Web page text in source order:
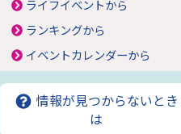
ライフイベントから
ランキングから
イベントカレンダーから
情報が見つからないとき
は